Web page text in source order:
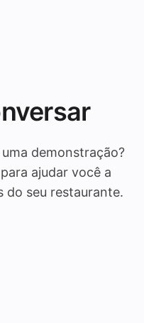
demonstração?
ajudar você a
do seu restaurante.